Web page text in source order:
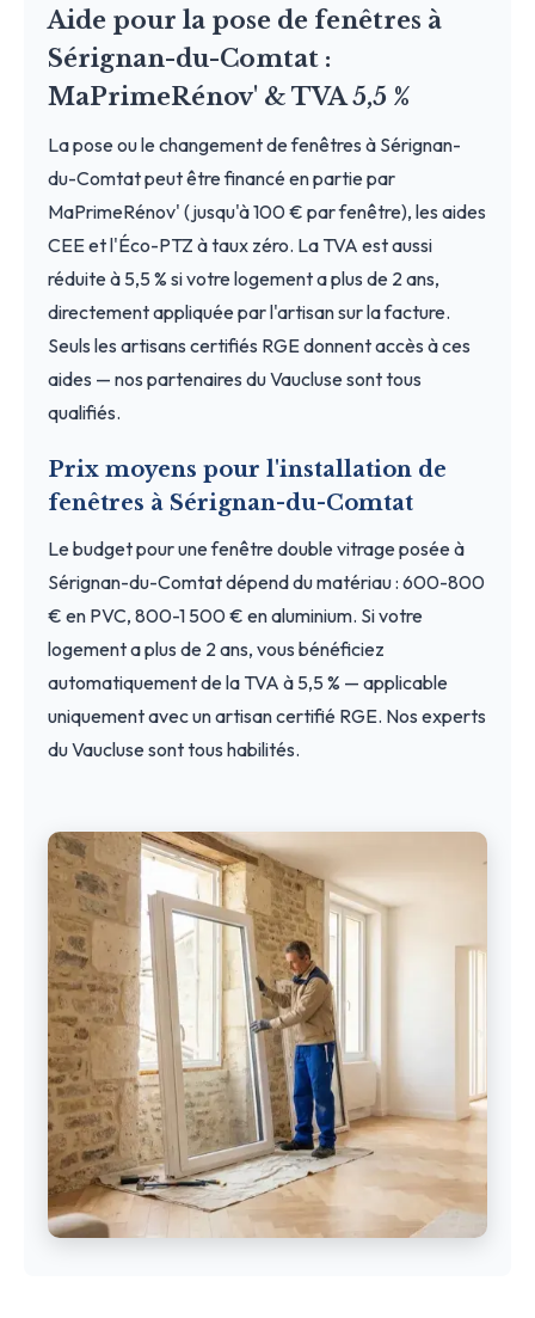
Aide pour la pose de fenêtres à
Sérignan-du-Comtat :
MaPrimeRénov' & TVA 5,5 %
La pose ou le changement de fenêtres à Sérignan-
du-Comtat peut être financé en partie par
MaPrimeRénov' (jusqu'à 100 € par fenêtre), les aides
CEE et l'Éco-PTZ à taux zéro. La TVA est aussi
réduite à 5,5 % si votre logement a plus de 2 ans,
directement appliquée par l'artisan sur la facture.
Seuls les artisans certifiés RGE donnent accès à ces
aides — nos partenaires du Vaucluse sont tous
qualifiés.
Prix moyens pour l'installation de
fenêtres à Sérignan-du-Comtat
Le budget pour une fenêtre double vitrage posée à
Sérignan-du-Comtat dépend du matériau : 600-800
€ en PVC, 800-1 500 € en aluminium. Si votre
logement a plus de 2 ans, vous bénéficiez
automatiquement de la TVA à 5,5 % — applicable
uniquement avec un artisan certifié RGE. Nos experts
du Vaucluse sont tous habilités.